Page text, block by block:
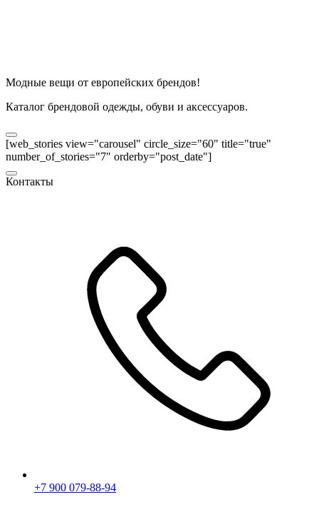
Модные вещи от европейских брендов!
Каталог брендовой одежды, обуви и аксессуаров.
[web_stories view="carousel" circle_size="60" title="true"
number_of_stories="7" orderby="post_date"]
Контакты
+7 900 079-88-94